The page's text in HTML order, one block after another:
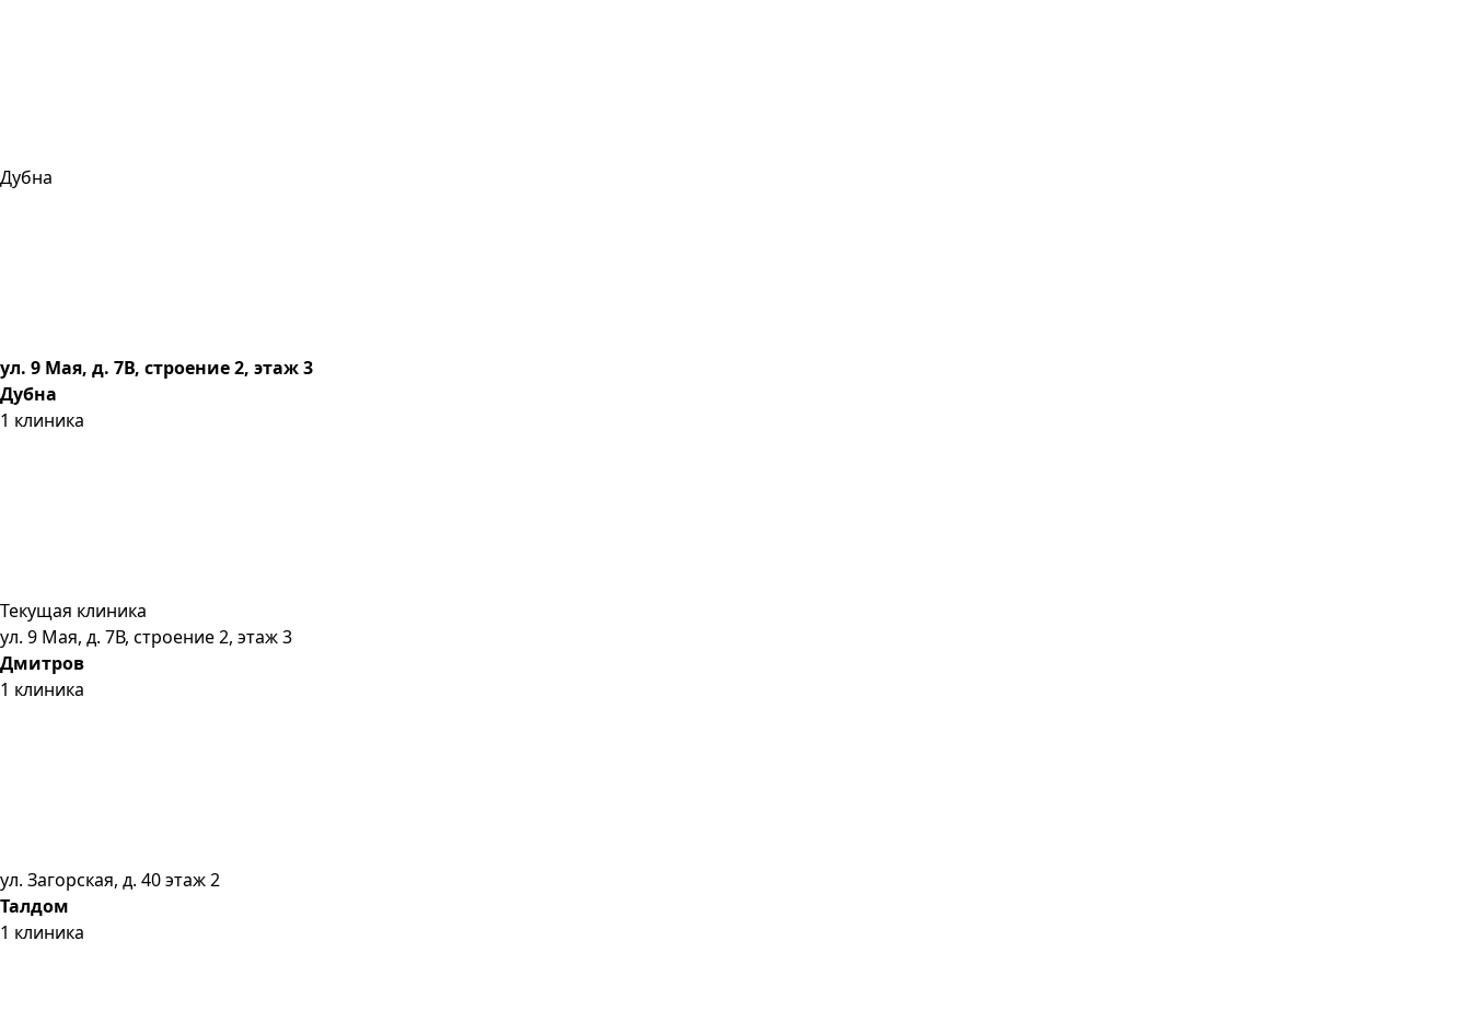
Дубна
ул. 9 Мая, д. 7В, строение 2, этаж 3
Дубна
1 клиника
Текущая клиника
ул. 9 Мая, д. 7В, строение 2, этаж 3
Дмитров
1 клиника
ул. Загорская, д. 40 этаж 2
Талдом
1 клиника